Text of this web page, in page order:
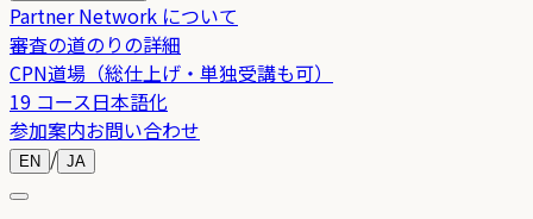
Partner Network について
審査の道のりの詳細
CPN道場（総仕上げ・単独受講も可）
19 コース日本語化
参加案内お問い合わせ
EN / JA